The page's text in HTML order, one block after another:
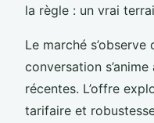
la règle : un vrai
Le marché
conversation
récentes. L’offre
tarifaire et